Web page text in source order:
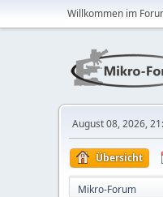
Willkommen im
August 08, 2026,
Übersicht
Mikro-Forum